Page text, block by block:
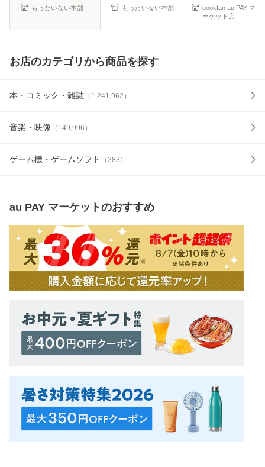
ル便送料無料
もったいない本舗 もったいない本舗
bookfan au PAY マ
ーケット店
お店のカテゴリから商品を探す
本・コミック・雑誌 （ 1,241,962 ）
音楽・映像 （ 149,996 ）
ゲーム機・ゲームソフト （283 ）
au PAY マーケットのおすすめ